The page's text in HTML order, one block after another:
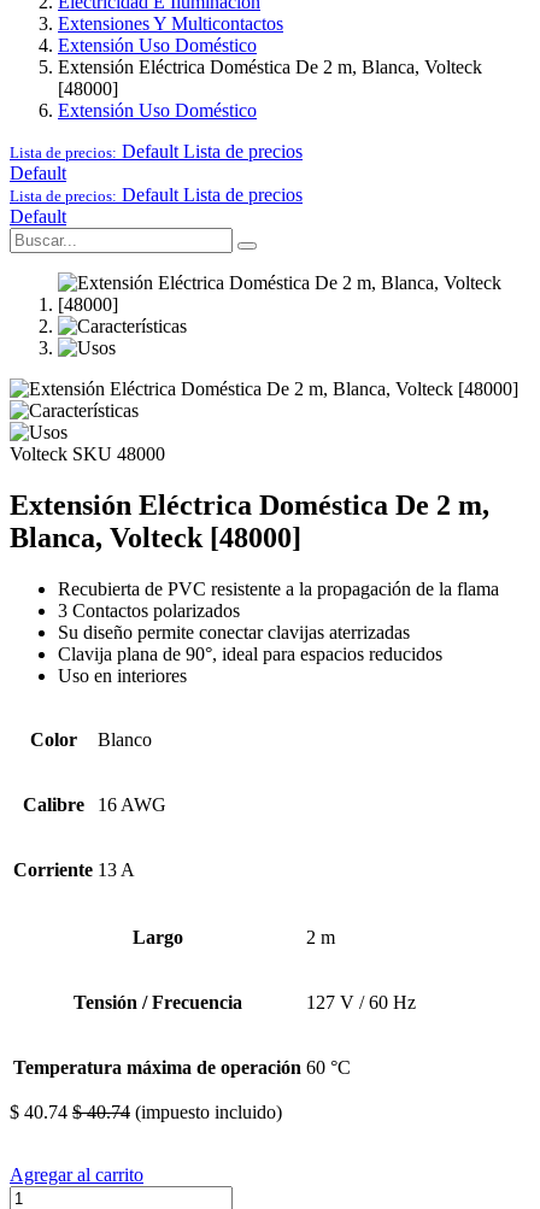
Extensiones Y Multicontactos
Extensión Uso Doméstico
Extensión Eléctrica Doméstica De 2 m, Blanca, Volteck
[48000]
Extensión Uso Doméstico
Lista de precios: Default Lista de precios
Default
Lista de precios: Default Lista de precios
Default
Volteck SKU 48000
Extensión Eléctrica Doméstica De 2 m,
Blanca, Volteck [48000]
Recubierta de PVC resistente a la propagación de la flama
3 Contactos polarizados
Su diseño permite conectar clavijas aterrizadas
Clavija plana de 90°, ideal para espacios reducidos
Uso en interiores
Color Blanco
Calibre 16 AWG
Corriente 13 A
Largo 2 m
Tensión / Frecuencia 127 V / 60 Hz
Temperatura máxima de operación 60 °C
$ 40.74 $40.74 (impuesto incluido)
Agregar al carrito